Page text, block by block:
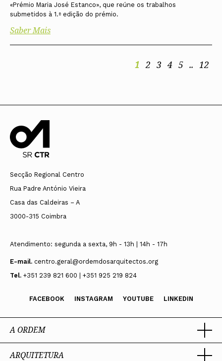
«Prémio Maria José Estanco», que reúne os trabalhos
submetidos à 1.ª edição do prémio.
Saber Mais
1 2 3 4 5 .. 12
Secção Regional Centro
Rua Padre António Vieira
Casa das Caldeiras – A
3000-315 Coimbra
Atendimento: segunda a sexta, 9h - 13h | 14h - 17h
E-mail. centro.geral@ordemdosarquitectos.org
Tel. +351 239 821 600 | +351 925 219 824
FACEBOOK INSTAGRAM YOUTUBE LINKEDIN
A ORDEM
Ordem dos Arquitectos
ARQUITETURA